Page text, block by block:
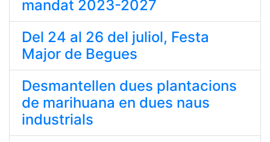
mandat 2023-2027
Del 24 al 26 del juliol, Festa
Major de Begues
Desmantellen dues plantacions
de marihuana en dues naus
industrials